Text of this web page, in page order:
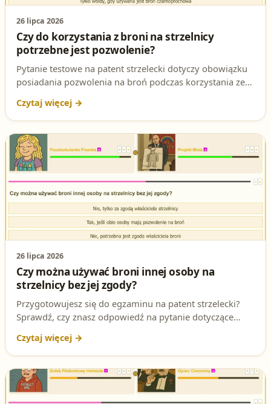
26 lipca 2026
Czy do korzystania z broni na strzelnicy
potrzebne jest pozwolenie?
Pytanie testowe na patent strzelecki dotyczy obowiązku
posiadania pozwolenia na broń podczas korzystania ze
prawną.
26 lipca 2026
Czy można używać broni innej osoby na
strzelnicy bez jej zgody?
Przygotowujesz się do egzaminu na patent strzelecki?
Sprawdź, czy znasz odpowiedź na pytanie dotyczące
poznaj kluczowe zasady bezpieczeństwa.